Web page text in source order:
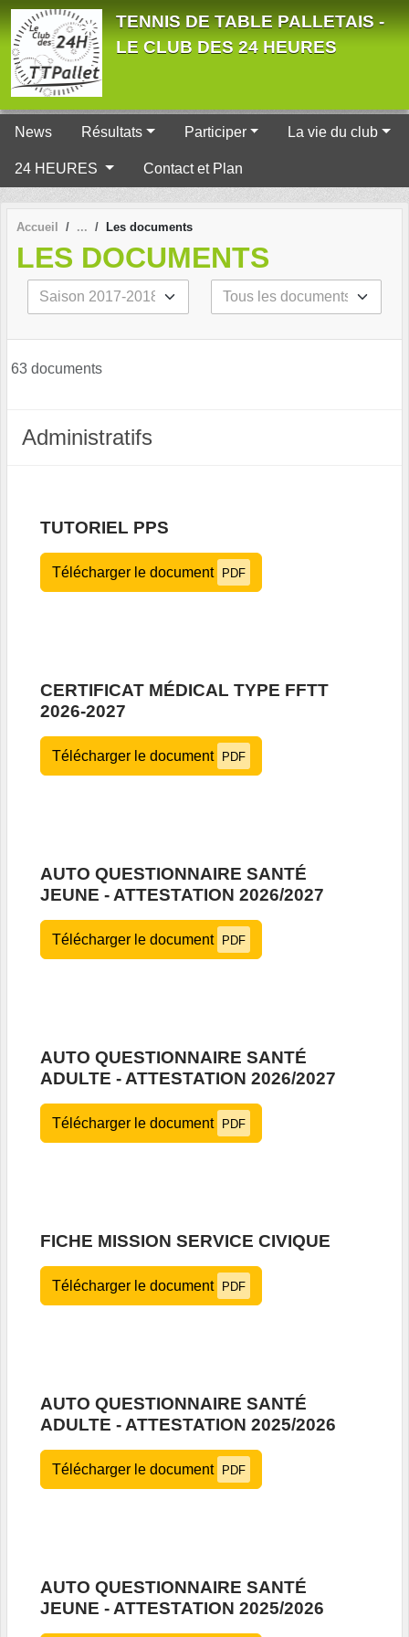
TENNIS DE TABLE PALLETAIS -
LE CLUB DES 24 HEURES
News Résultats Participer La vie du club
24 HEURES Contact et Plan
Accueil Les documents
LES DOCUMENTS
63 documents
Administratifs
TUTORIEL PPS
Télécharger le document PDF
CERTIFICAT MÉDICAL TYPE FFTT
2026-2027
Télécharger le document PDF
AUTO QUESTIONNAIRE SANTÉ
JEUNE - ATTESTATION 2026/2027
Télécharger le document PDF
AUTO QUESTIONNAIRE SANTÉ
ADULTE - ATTESTATION 2026/2027
Télécharger le document PDF
FICHE MISSION SERVICE CIVIQUE
Télécharger le document PDF
AUTO QUESTIONNAIRE SANTÉ
ADULTE - ATTESTATION 2025/2026
Télécharger le document PDF
AUTO QUESTIONNAIRE SANTÉ
JEUNE - ATTESTATION 2025/2026
Panneau de gestion des cookies